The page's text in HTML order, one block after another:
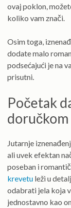
ovaj poklon,
koliko vam znači.
Osim toga,
dodate malo
podsećajući je na
prisutni.
Početak
Jutarnje
ali uvek efektan
poseban i
krevetu leži u
odabrati jela koja
jednostavno kao